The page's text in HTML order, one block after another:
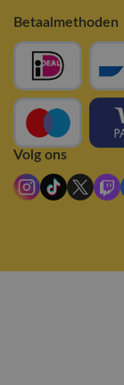
Betaalmethoden
Volg ons